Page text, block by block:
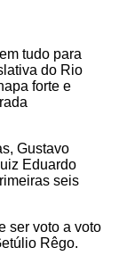
tudo para
do Rio
forte e
Gustavo
Eduardo
seis
ser voto a voto
Rêgo.